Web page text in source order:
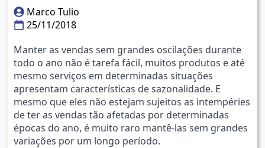
Marco Tulio
25/11/2018
Manter as vendas sem grandes oscilações durante
todo o ano não é tarefa fácil, muitos produtos e até
mesmo serviços em determinadas situações
apresentam características de sazonalidade. E
mesmo que eles não estejam sujeitos as intempéries
de ter as vendas tão afetadas por determinadas
épocas do ano, é muito raro mantê-las sem grandes
variações por um longo período.